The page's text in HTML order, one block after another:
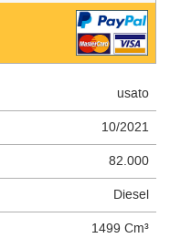
usato
10/2021
82.000
Diesel
1499 Cm³